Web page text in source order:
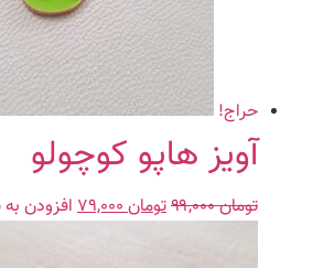
حراج!
آویز هاپو کوچولو
تومان۹۹,۰۰۰
قیمت
تومان۷۹,۰۰۰
قیمت
افزودن